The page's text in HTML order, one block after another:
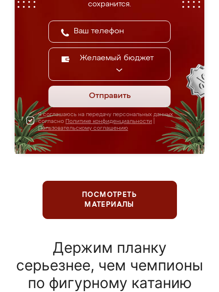
сохранится.
Желаемый бюджет
Отправить
Я соглашаюсь на передачу персональных данных
согласно Политике конфиденциальности
Пользовательскому соглашению
ПОСМОТРЕТЬ
МАТЕРИАЛЫ
Держим планку
серьезнее, чем чемпионы
по фигурному катанию